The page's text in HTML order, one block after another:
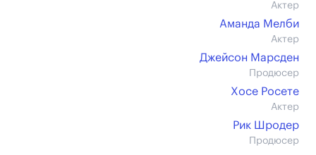
Актер
Аманда Мелби
Актер
Джейсон Марсден
Продюсер
Хосе Росете
Актер
Рик Шродер
Продюсер